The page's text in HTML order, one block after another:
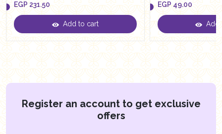
EGP
EGP 231.50
Add to cart EGP
EGP49.00
Add
Register an account to get exclusive
offers